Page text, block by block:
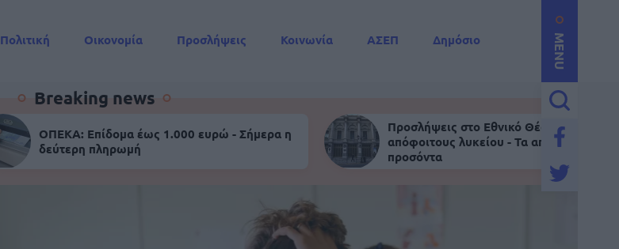
MENU
Πολιτική Οικονομία Προσλήψεις Κοινωνία ΑΣΕΠ
Δημόσιο
Breaking news
ΟΠΕΚΑ: Επίδομα έως 1.000 ευρώ - Σήμερα η
δεύτερη πληρωμή
Προσλήψεις στο Εθνικό Θέατρο για
απόφοιτους λυκείου - Τα απαραίτητα
προσόντα